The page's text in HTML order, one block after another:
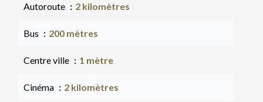
Autoroute 2 kilomètres
Bus 200 mètres
Centre ville 1 mètre
Cinéma 2 kilomètres